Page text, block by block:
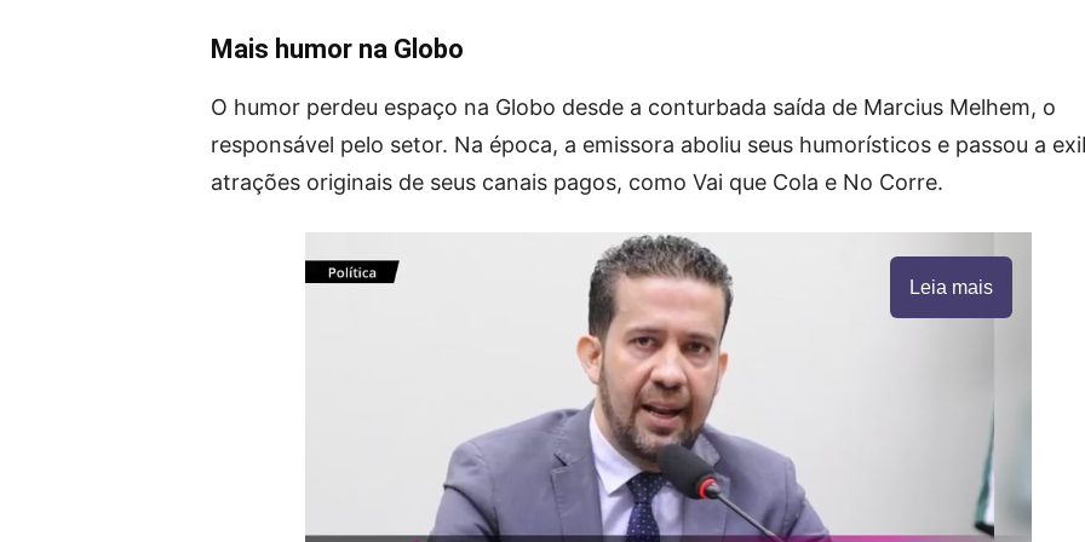
Mais humor na Globo
O humor perdeu espaço na Globo desde a conturbada saída de Marcius Melhem, o
responsável pelo setor. Na época, a emissora aboliu seus humorísticos e passou a
atrações originais de seus canais pagos, como Vai que Cola e No Corre.
Leia mais